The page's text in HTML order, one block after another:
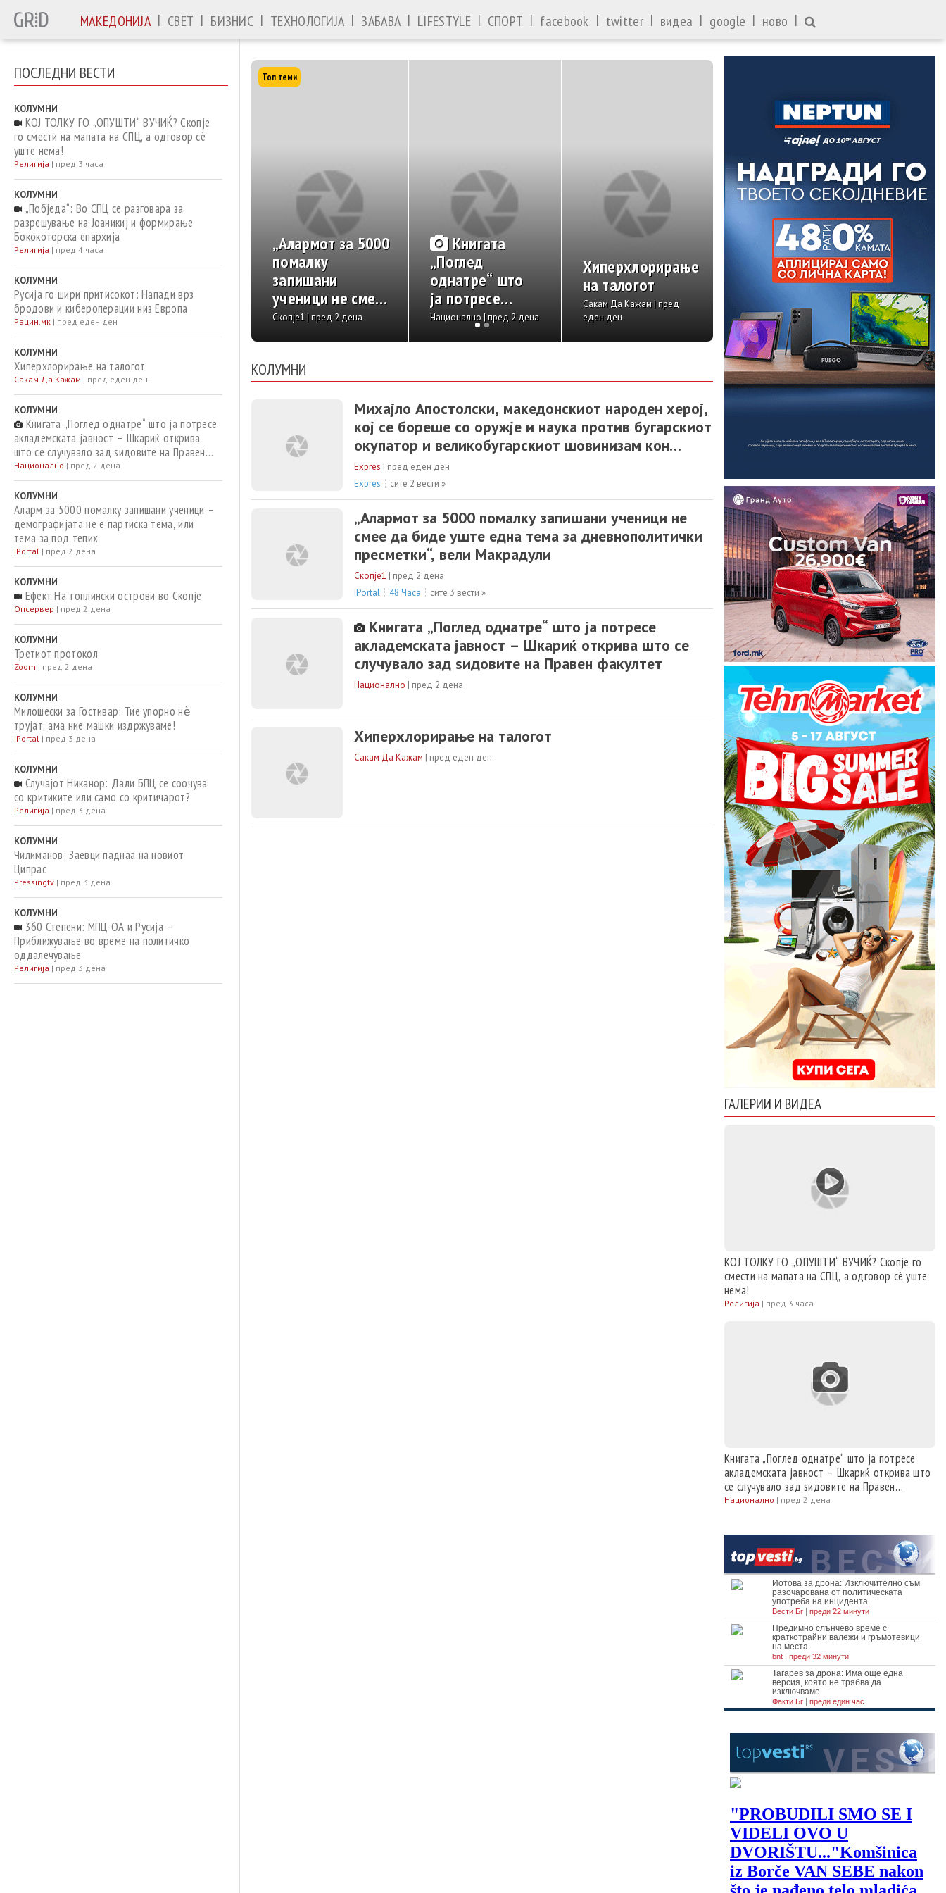
МАКЕДОНИЈА | СВЕТ | БИЗНИС | ТЕХНОЛОГИЈА | ЗАБАВА | LIFESTYLE | СПОРТ | facebook | twitter | видеа | google | ново |
ПОСЛЕДНИ ВЕСТИ
КОЛУМНИ
КОЈ ТОЛКУ ГО „ОПУШТИ“ ВУЧИЌ? Скопје
го смести на мапата на СПЦ, а одговор сè
уште нема!
Религија | пред 3 часа
КОЛУМНИ
„Побједа“: Во СПЦ се разговара за
разрешување на Јоаникиј и формирање
Бококоторска епархија
Религија | пред 4 часа
КОЛУМНИ
Русија го шири притисокот: Напади врз
бродови и кибероперации низ Европа
Рацин.мк | пред еден ден
КОЛУМНИ
Хиперхлорирање на талогот
Сакам Да Кажам | пред еден ден
КОЛУМНИ
Книгата „Поглед однатре“ што ја потресе
акладемската јавност – Шкариќ открива
што се случувало зад ѕидовите на Правен
факултет
Национално | пред 2 дена
КОЛУМНИ
Аларм за 5000 помалку запишани ученици –
демографијата не е партиска тема, или
тема за под тепих
IPortal | пред 2 дена
КОЛУМНИ
Ефект На топлински острови во Скопје
Опсервер | пред 2 дена
КОЛУМНИ
Третиот протокол
Zoom | пред 2 дена
КОЛУМНИ
Милошески за Гостивар: Тие упорно нѐ
трујат, ама ние машки издржуваме!
IPortal | пред 3 дена
КОЛУМНИ
Случајот Никанор: Дали БПЦ се соочува
со критиките или само со критичарот?
Религија | пред 3 дена
КОЛУМНИ
Чилиманов: Заевци паднаа на новиот
Ципрас
Pressingtv | пред 3 дена
КОЛУМНИ
360 Степени: МПЦ-ОА и Русија –
Приближување во време на политичко
оддалечување
Религија | пред 3 дена
Топ теми
„Алармот за 5000
помалку
запишани
ученици не смее
да биде уште
пресметки“, вели
Макрадули
Скопје1 | пред 2 дена
Книгата
„Поглед
однатре“ што
ја потресе
акладемската
јавност –
случувало зад
ѕидовите на
Правен
факултет
Национално | пред 2 дена
Хиперхлорирање
на талогот
Сакам Да Кажам | пред
еден ден
КОЈ ТОЛКУ ГО „ОПУШТИ“
мапата на СПЦ, а одговор сè
Религија | пред 3 часа
КОЛУМНИ
Михајло Апостолски, македонскиот народен херој,
кој се бореше со оружје и наука против бугарскиот
окупатор и великобугарскиот шовинизам кон
Македонија
Expres | пред еден ден
Expres
сите 2 вести »
„Алармот за 5000 помалку запишани ученици не
смее да биде уште една тема за дневнополитички
пресметки“, вели Макрадули
Скопје1 | пред 2 дена
IPortal
48 Часа сите 3 вести »
Книгата „Поглед однатре“ што ја потресе
акладемската јавност – Шкариќ открива што се
случувало зад ѕидовите на Правен факултет
Национално | пред 2 дена
Хиперхлорирање на талогот
Сакам Да Кажам | пред еден ден
ГАЛЕРИИ И ВИДЕА
КОЈ ТОЛКУ ГО „ОПУШТИ“ ВУЧИЌ? Скопје го
смести на мапата на СПЦ, а одговор сè уште
нема!
Религија | пред 3 часа
Книгата „Поглед однатре“ што ја потресе
акладемската јавност – Шкариќ открива што
се случувало зад ѕидовите на Правен
факултет
Национално | пред 2 дена